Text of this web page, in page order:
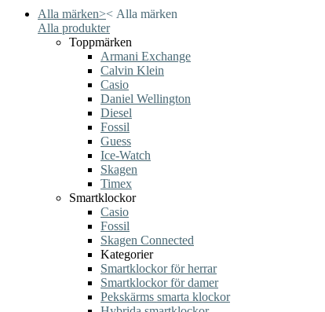
Alla märken>< Alla märken
Alla produkter
Toppmärken
Armani Exchange
Calvin Klein
Casio
Daniel Wellington
Diesel
Fossil
Guess
Ice-Watch
Skagen
Timex
Smartklockor
Casio
Fossil
Skagen Connected
Kategorier
Smartklockor för herrar
Smartklockor för damer
Pekskärms smarta klockor